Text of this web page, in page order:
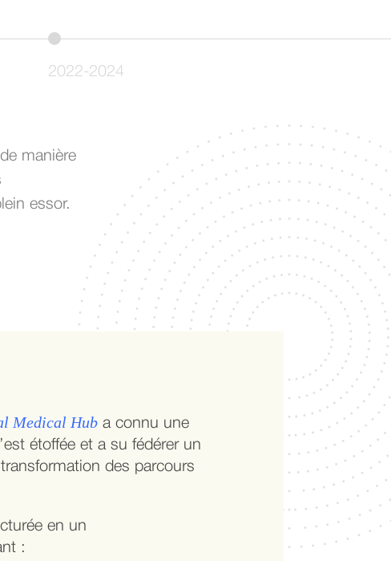
.
2022-2024
manière
essor.
Medical Huba connu une
étoffée et a su fédérer un
des parcours
en un
: